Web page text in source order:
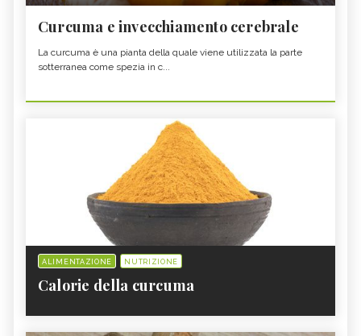
Curcuma e invecchiamento cerebrale
La curcuma è una pianta della quale viene utilizzata la parte
sotterranea come spezia in c...
ALIMENTAZIONE NUTRIZIONE
Calorie della curcuma